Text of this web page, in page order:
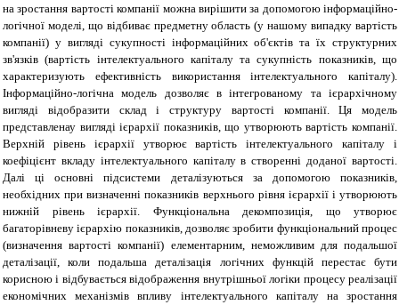
на зростання вартості компанії можна вирішити за допомогою інформаційно-
логічної моделі, що відбиває предметну область (у нашому випадку вартість
компанії) у вигляді сукупності інформаційних об'єктів та їх структурних
зв'язків (вартість інтелектуального капіталу та сукупність показників, що
характеризують ефективність використання інтелектуального капіталу).
Інформаційно-логічна модель дозволяє в інтегрованому та ієрархічному
вигляді відобразити склад і структуру вартості компанії. Ця модель
представлена ​​у вигляді ієрархії показників, що утворюють вартість компанії.
Верхній рівень ієрархії утворює вартість інтелектуального капіталу і
коефіцієнт вкладу інтелектуального капіталу в створенні доданої вартості.
Далі ці основні підсистеми деталізуються за допомогою показників,
необхідних при визначенні показників верхнього рівня ієрархії і утворюють
нижній рівень ієрархії. Функціональна декомпозиція, що утворює
багаторівневу ієрархію показників, дозволяє зробити функціональний процес
(визначення вартості компанії) елементарним, неможливим для подальшої
деталізації, коли подальша деталізація логічних функцій перестає бути
корисною і відбувається відображення внутрішньої логіки процесу реалізації
економічних механізмів впливу інтелектуального капіталу на зростання